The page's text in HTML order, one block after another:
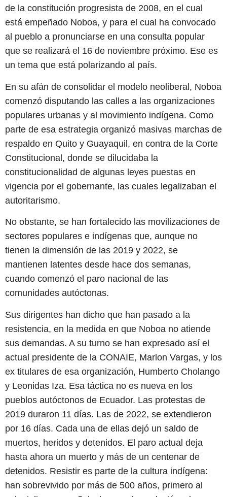
de la constitución progresista de 2008, en el cual
está empeñado Noboa, y para el cual ha convocado
al pueblo a pronunciarse en una consulta popular
que se realizará el 16 de noviembre próximo. Ese es
un tema que está polarizando al país.
En su afán de consolidar el modelo neoliberal, Noboa
comenzó disputando las calles a las organizaciones
populares urbanas y al movimiento indígena. Como
parte de esa estrategia organizó masivas marchas de
respaldo en Quito y Guayaquil, en contra de la Corte
Constitucional, donde se dilucidaba la
constitucionalidad de algunas leyes puestas en
vigencia por el gobernante, las cuales legalizaban el
autoritarismo.
No obstante, se han fortalecido las movilizaciones de
sectores populares e indígenas que, aunque no
tienen la dimensión de las 2019 y 2022, se
mantienen latentes desde hace dos semanas,
cuando comenzó el paro nacional de las
comunidades autóctonas.
Sus dirigentes han dicho que han pasado a la
resistencia, en la medida en que Noboa no atiende
sus demandas. A su turno se han expresado así el
actual presidente de la CONAIE, Marlon Vargas, y los
ex titulares de esa organización, Humberto Cholango
y Leonidas Iza. Esa táctica no es nueva en los
pueblos autóctonos de Ecuador. Las protestas de
2019 duraron 11 días. Las de 2022, se extendieron
por 16 días. Cada una de ellas dejó un saldo de
muertos, heridos y detenidos. El paro actual deja
hasta ahora un muerto y más de un centenar de
detenidos. Resistir es parte de la cultura indígena:
han sobrevivido por más de 500 años, primero al